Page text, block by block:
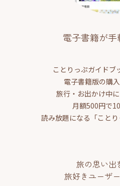
電子書籍が手
ことりっぷガイドブ
電子書籍版の購入
旅行・お出かけ中
月額500円で
読み放題になる「こと
旅の思い出
旅好きユーザ